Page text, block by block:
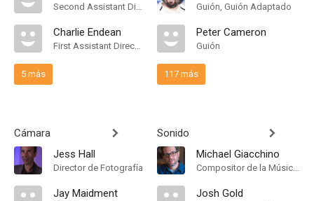
Second Assistant Director
Charlie Endean
First Assistant Director
5 más
Cámara
Jess Hall
Director de Fotografía
Jay Maidment
Guión, Guión Adaptado
Peter Cameron
Guión
117 más
Sonido
Michael Giacchino
Compositor de la Música Original
Josh Gold